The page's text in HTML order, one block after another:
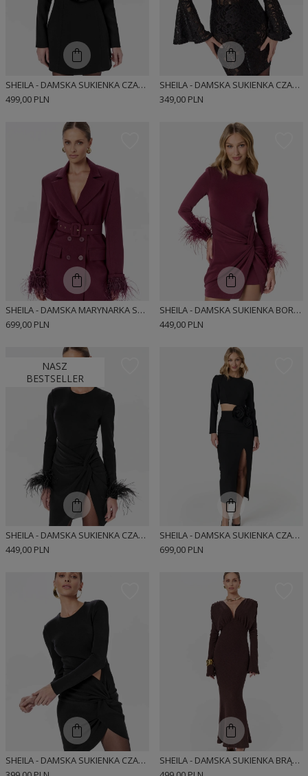
SHEILA - DAMSKA SUKIENKA CZARNA Z FALBANĄ MINI 'CYNTIA'
499,00 PLN
SHEILA - DAMSKA SUKIENKA CZARNA ELEGANCKA DOPASOWANA 'DIUNE'
349,00 PLN
SHEILA - DAMSKA MARYNARKA SUKIENKOWA BORDOWA DWURZĘDOWA Z PIÓRAMI 'DELANE'
699,00 PLN
SHEILA - DAMSKA SUKIENKA BORDOWA Z PIÓRAMI MINI 'KAILEY'
449,00 PLN
NASZ
BESTSELLER
SHEILA - DAMSKA SUKIENKA CZARNA Z PIÓRAMI MINI 'BLAIR'
449,00 PLN
SHEILA - DAMSKA SUKIENKA CZARNA Z WYCIĘCIEM NA BRZUCHU I KWIATAMI 'MARLOW'
699,00 PLN
SHEILA - DAMSKA SUKIENKA CZARNA Z WYCIĘCIEM NA BRZUCHU MINI 'SAYLOR'
SHEILA - DAMSKA SUKIENKA BRĄZOWA DZIANINOWA Z DŁUGIM ROZKLOSZOWANYM RĘKAWEM MAXI 'MARIZA'